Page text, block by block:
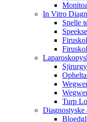
In Vitro
Snelle
Turp
Diagnostyske